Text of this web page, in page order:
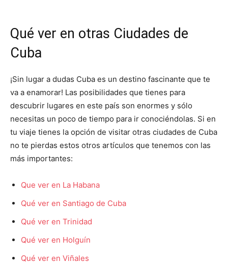
Qué ver en otras Ciudades de
Cuba
¡Sin lugar a dudas Cuba es un destino fascinante que te
va a enamorar! Las posibilidades que tienes para
descubrir lugares en este país son enormes y sólo
necesitas un poco de tiempo para ir conociéndolas. Si en
tu viaje tienes la opción de visitar otras ciudades de Cuba
no te pierdas estos otros artículos que tenemos con las
más importantes:
Que ver en La Habana
Qué ver en Santiago de Cuba
Qué ver en Trinidad
Qué ver en Holguín
Qué ver en Viñales